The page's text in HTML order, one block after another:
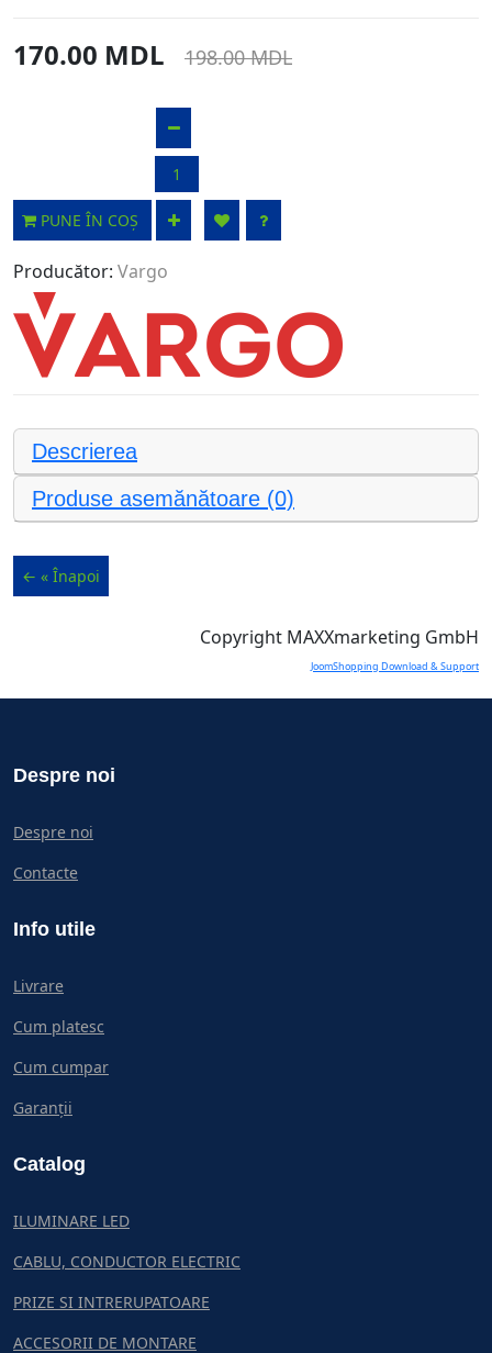
170.00 MDL 198.00 MDL
PUNE ÎN COȘ
Producător: Vargo
Descrierea
Produse asemănătoare (0)
Copyright MAXXmarketing GmbH
JoomShopping Download & Support
Despre noi
Despre noi
Contacte
Info utile
Livrare
Cum platesc
Cum cumpar
Garanții
Catalog
ILUMINARE LED
CABLU, CONDUCTOR ELECTRIC
PRIZE SI INTRERUPATOARE
ACCESORII DE MONTARE